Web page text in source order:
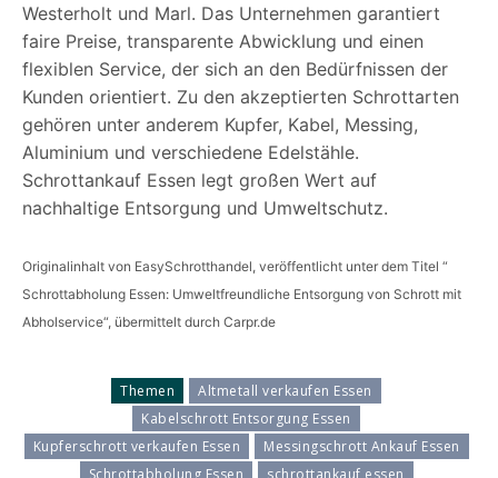
Westerholt und Marl. Das Unternehmen garantiert
faire Preise, transparente Abwicklung und einen
flexiblen Service, der sich an den Bedürfnissen der
Kunden orientiert. Zu den akzeptierten Schrottarten
gehören unter anderem Kupfer, Kabel, Messing,
Aluminium und verschiedene Edelstähle.
Schrottankauf Essen legt großen Wert auf
nachhaltige Entsorgung und Umweltschutz.
Originalinhalt von EasySchrotthandel, veröffentlicht unter dem Titel “
Schrottabholung Essen: Umweltfreundliche Entsorgung von Schrott mit
Abholservice“, übermittelt durch Carpr.de
Themen
Altmetall verkaufen Essen
Kabelschrott Entsorgung Essen
Kupferschrott verkaufen Essen
Messingschrott Ankauf Essen
Schrottabholung Essen
schrottankauf essen